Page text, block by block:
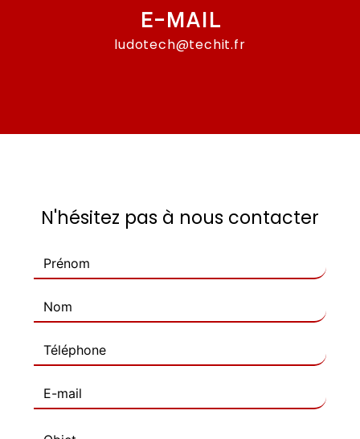
E-MAIL
ludotech@techit.fr
N'hésitez pas à nous contacter